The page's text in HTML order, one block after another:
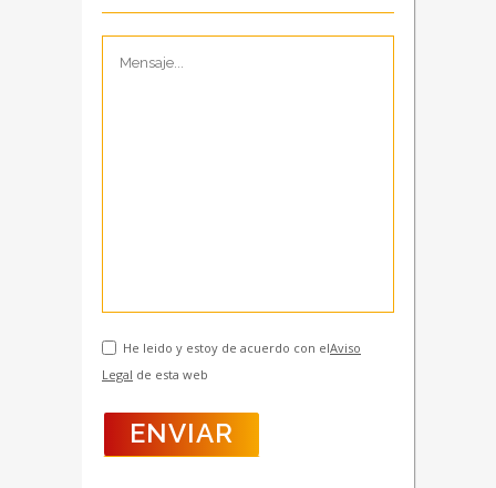
He leido y estoy de acuerdo con elAviso
Legal de esta web